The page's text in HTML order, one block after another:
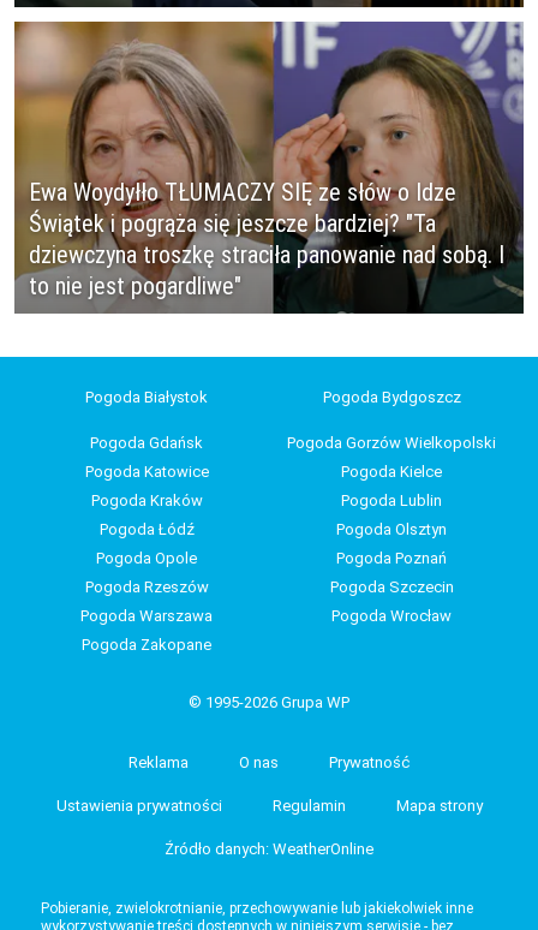
Ewa Woydyłło TŁUMACZY SIĘ ze słów o Idze
Świątek i pogrąża się jeszcze bardziej? "Ta
dziewczyna troszkę straciła panowanie nad sobą. I
to nie jest pogardliwe"
Pogoda Białystok Pogoda Bydgoszcz
Pogoda Gdańsk
Pogoda Gorzów Wielkopolski
Pogoda Katowice
Pogoda Kielce
Pogoda Kraków
Pogoda Lublin
Pogoda Łódź
Pogoda Olsztyn
Pogoda Opole
Pogoda Poznań
Pogoda Rzeszów
Pogoda Szczecin
Pogoda Warszawa
Pogoda Wrocław
Pogoda Zakopane
© 1995-2026 Grupa WP
Reklama O nas Prywatność
Ustawienia prywatności Regulamin Mapa strony
Źródło danych: WeatherOnline
Pobieranie, zwielokrotnianie, przechowywanie lub jakiekolwiek inne
wykorzystywanie treści dostępnych w niniejszym serwisie - bez